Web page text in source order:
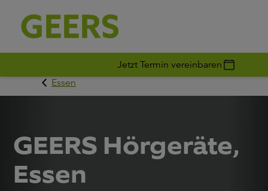
Jetzt Termin vereinbaren
Essen
GEERS Hörgeräte,
Essen